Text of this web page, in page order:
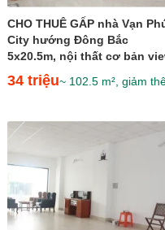
CHO THUÊ GẤP nhà Vạn
City hướng Đông Bắc
5x20.5m, nội thất cơ bản
hồ bơi giá 34 triệu
34 triệu~ 102.5 m², giảm